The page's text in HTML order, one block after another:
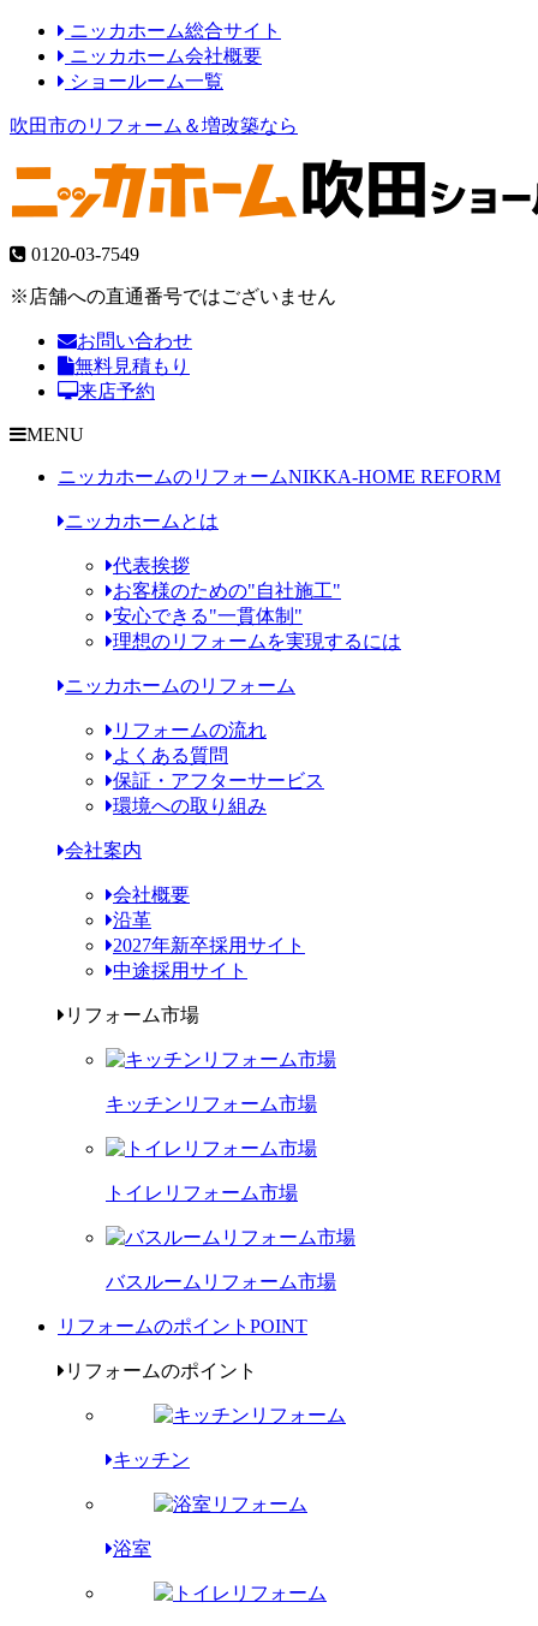
ニッカホーム総合サイト
ニッカホーム会社概要
ショールーム一覧
吹田市のリフォーム＆増改築なら
0120-03-7549
※店舗への直通番号ではございません
お問い合わせ
無料見積もり
来店予約
MENU
ニッカホームのリフォームNIKKA-HOME REFORM
ニッカホームとは
代表挨拶
お客様のための"自社施工"
安心できる"一貫体制"
理想のリフォームを実現するには
ニッカホームのリフォーム
リフォームの流れ
よくある質問
保証・アフターサービス
環境への取り組み
会社案内
会社概要
沿革
2027年新卒採用サイト
中途採用サイト
リフォーム市場
キッチンリフォーム市場
トイレリフォーム市場
バスルームリフォーム市場
リフォームのポイント POINT
リフォームのポイント
キッチン
浴室